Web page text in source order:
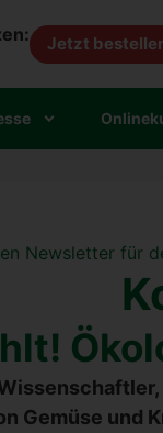
Jetzt
Gemü­se und